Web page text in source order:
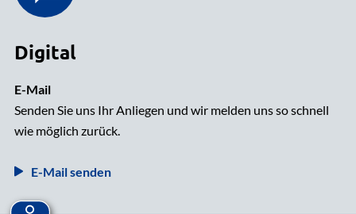
Digital
E-Mail
Senden Sie uns Ihr Anliegen und wir melden uns so schnell
wie möglich zurück.
E-Mail senden